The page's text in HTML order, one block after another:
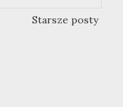
Starsze posty